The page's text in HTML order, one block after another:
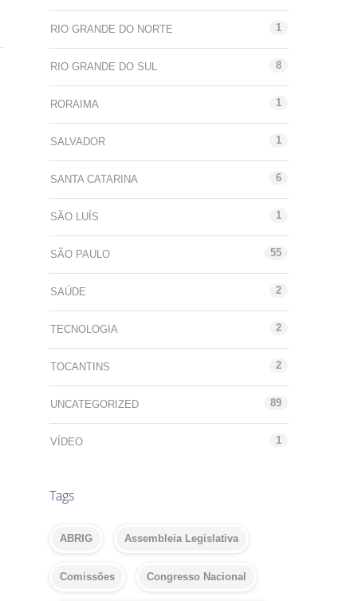
RIO GRANDE DO NORTE 1
RIO GRANDE DO SUL 8
RORAIMA 1
SALVADOR 1
SANTA CATARINA 6
SÃO LUÍS 1
SÃO PAULO 55
SAÚDE 2
TECNOLOGIA 2
TOCANTINS 2
UNCATEGORIZED 89
VÍDEO 1
Tags
ABRIG Assembleia Legislativa
Comissões Congresso Nacional